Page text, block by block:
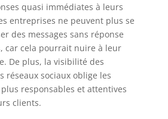
quasi immédiates à leurs
entreprises ne peuvent plus se
des messages sans réponse
car cela pourrait nuire à leur
De plus, la visibilité des
réseaux sociaux oblige les
responsables et attentives
clients.